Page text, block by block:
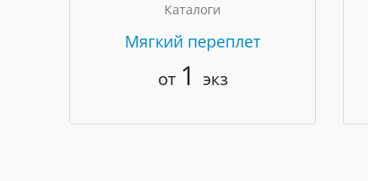
Каталоги
Мягкий переплет
от 1 экз